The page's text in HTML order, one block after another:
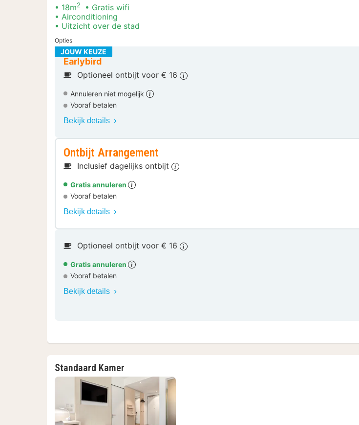
18m2
Gratis wifi
Airconditioning
Uitzicht over de stad
Opties
JOUW KEUZE
Earlybird
Optioneel ontbijt voor € 16
Annuleren niet mogelijk
Vooraf betalen
Bekijk details
Ontbijt Arrangement
Inclusief dagelijks ontbijt
Gratis annuleren
Vooraf betalen
Bekijk details
Optioneel ontbijt voor € 16
Gratis annuleren
Vooraf betalen
Bekijk details
Standaard Kamer